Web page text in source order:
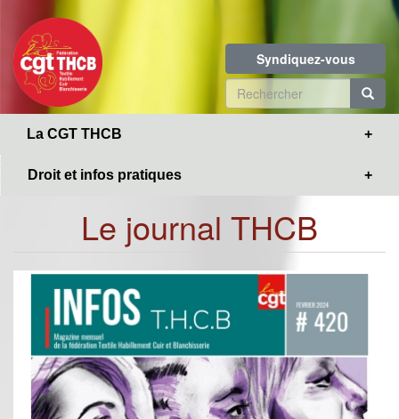
contenu
principal
Syndiquez-vous
Formulaire
de
La CGT THCB
Droit et infos pratiques
Le journal THCB